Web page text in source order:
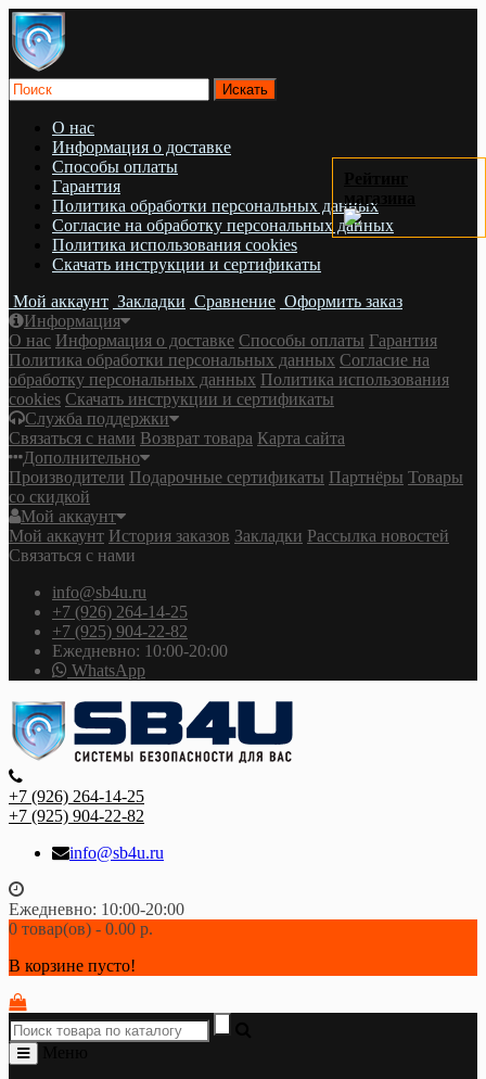
О нас
Информация о доставке
Cпособы оплаты
Гарантия
Политика обработки персональных данных
Согласие на обработку персональных данных
Политика использования cookies
Скачать инструкции и сертификаты
Мой аккаунт Закладки Сравнение Оформить заказ
Информация
О нас Информация о доставке Cпособы оплаты Гарантия
Политика обработки персональных данных Согласие на
обработку персональных данных Политика использования
cookies Скачать инструкции и сертификаты
Служба поддержки
Связаться с нами Возврат товара Карта сайта
Дополнительно
Производители Подарочные сертификаты Партнёры Товары
со скидкой
Мой аккаунт
Мой аккаунт История заказов Закладки Рассылка новостей
Связаться с нами
info@sb4u.ru
+7 (926) 264-14-25
+7 (925) 904-22-82
Ежедневно: 10:00-20:00
WhatsApp
+7 (926) 264-14-25
+7 (925) 904-22-82
info@sb4u.ru
Ежедневно: 10:00-20:00
0 товар(ов) - 0.00 р.
В корзине пусто!